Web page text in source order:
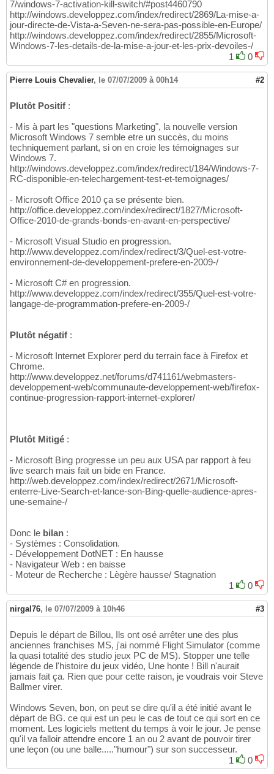
7/windows-7-activation-kill-switch/#post4460790
http://windows.developpez.com/index/redirect/2869/La-mise-a-
jour-directe-de-Vista-a-Seven-ne-sera-pas-possible-en-Europe/
http://windows.developpez.com/index/redirect/2855/Microsoft-
Windows-7-les-details-de-la-mise-a-jour-et-les-prix-devoiles-/
1
0
Pierre Louis Chevalier, le 07/07/2009 à 00h14 #2
Plutôt Positif :
- Mis à part les "questions Marketing", la nouvelle version
Microsoft Windows 7 semble etre un succès, du moins
techniquement parlant, si on en croie les témoignages sur
Windows 7.
http://windows.developpez.com/index/redirect/184/Windows-7-
RC-disponible-en-telechargement-test-et-temoignages/
- Microsoft Office 2010 ça se présente bien.
http://office.developpez.com/index/redirect/1827/Microsoft-
Office-2010-de-grands-bonds-en-avant-en-perspective/
- Microsoft Visual Studio en progression.
http://www.developpez.com/index/redirect/3/Quel-est-votre-
environnement-de-developpement-prefere-en-2009-/
- Microsoft C# en progression.
http://www.developpez.com/index/redirect/355/Quel-est-votre-
langage-de-programmation-prefere-en-2009-/
Plutôt négatif :
- Microsoft Internet Explorer perd du terrain face à Firefox et
Chrome.
http://www.developpez.net/forums/d741161/webmasters-
developpement-web/communaute-developpement-web/firefox-
continue-progression-rapport-internet-explorer/
Plutôt Mitigé :
- Microsoft Bing progresse un peu aux USA par rapport à feu
live search mais fait un bide en France.
http://web.developpez.com/index/redirect/2671/Microsoft-
enterre-Live-Search-et-lance-son-Bing-quelle-audience-apres-
une-semaine-/
Donc le bilan :
- Systèmes : Consolidation.
- Développement DotNET : En hausse
- Navigateur Web : en baisse
- Moteur de Recherche : Lègère hausse/ Stagnation
1
0
nirgal76, le 07/07/2009 à 10h46 #3
Depuis le départ de Billou, Ils ont osé arrêter une des plus
anciennes franchises MS, j'ai nommé Flight Simulator (comme
la quasi totalité des studio jeux PC de MS). Stopper une telle
légende de l'histoire du jeux vidéo, Une honte ! Bill n'aurait
jamais fait ça. Rien que pour cette raison, je voudrais voir Steve
Ballmer virer.
Windows Seven, bon, on peut se dire qu'il a été initié avant le
départ de BG. ce qui est un peu le cas de tout ce qui sort en ce
moment. Les logiciels mettent du temps à voir le jour. Je pense
qu'il va falloir attendre encore 1 an ou 2 avant de pouvoir tirer
une leçon (ou une balle....."humour") sur son successeur.
1
0